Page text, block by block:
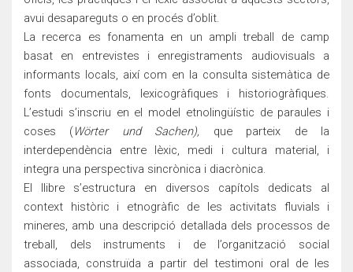
avui desapareguts o en procés d’oblit.
La recerca es fonamenta en un ampli treball de camp
basat en entrevistes i enregistraments audiovisuals a
informants locals, així com en la consulta sistemàtica de
fonts documentals, lexicogràfiques i historiogràfiques.
L’estudi s’inscriu en el model etnolingüístic de paraules i
coses ( Wörter und Sachen), que parteix de la
interdependència entre lèxic, medi i cultura material, i
integra una perspectiva sincrònica i diacrònica.
El llibre s’estructura en diversos capítols dedicats al
context històric i etnogràfic de les activitats fluvials i
mineres, amb una descripció detallada dels processos de
treball, dels instruments i de l’organització social
associada, construïda a partir del testimoni oral de les